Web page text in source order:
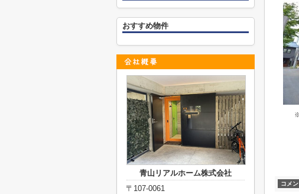
コメン
おすすめ物件
青山リアルホーム株式会社
〒107-0061